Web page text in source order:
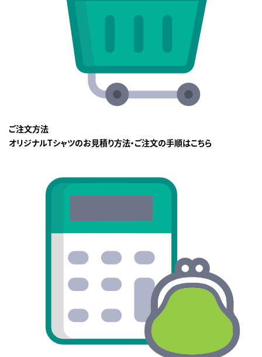
ご注文方法
オリジナルTシャツのお見積り方法・ご注文の手順はこちら